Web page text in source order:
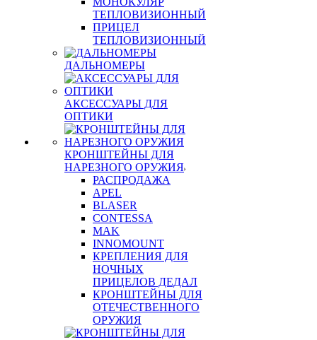
ТЕПЛОВИЗИОННЫЙ
ПРИЦЕЛ
ТЕПЛОВИЗИОННЫЙ
ДАЛЬНОМЕРЫ
АКСЕССУАРЫ ДЛЯ
ОПТИКИ
КРОНШТЕЙНЫ ДЛЯ
НАРЕЗНОГО ОРУЖИЯ
РАСПРОДАЖА
APEL
BLASER
CONTESSA
MAK
INNOMOUNT
КРЕПЛЕНИЯ ДЛЯ
НОЧНЫХ
ПРИЦЕЛОВ ДЕДАЛ
КРОНШТЕЙНЫ ДЛЯ
ОТЕЧЕСТВЕННОГО
ОРУЖИЯ